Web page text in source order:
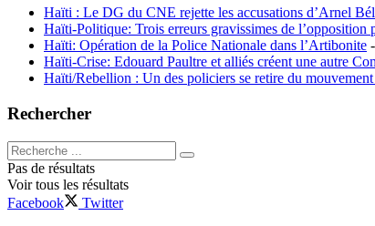
Haïti : Le DG du CNE rejette les accusations d’Arnel
Haïti-Politique: Trois erreurs gravissimes de
Haïti: Opération de la Police Nationale dans l’Artibonite
Haïti-Crise: Edouard Paultre et alliés créent une autre
Haïti/Rebellion : Un des policiers se retire du
Rechercher
Pas de résultats
Voir tous les résultats
Facebook
Twitter